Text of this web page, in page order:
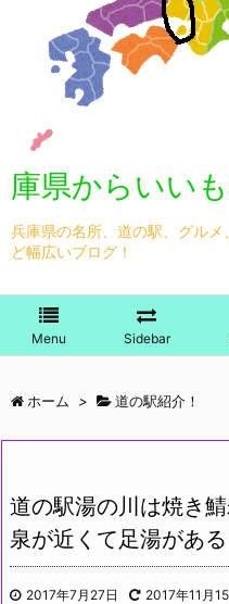
庫県からいい
兵庫県の名所、道の駅、グル
ど幅広いブログ！
Menu Sidebar
ホーム > 道の駅紹介！
道の駅湯の川は焼き
泉が近くて足湯がある
2017年7月27日 2017年11月